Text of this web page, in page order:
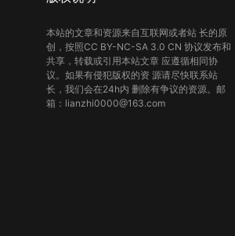
本站的文章和资源来自互联网或者站 长的原
创，按照CC BY-NC-SA 3.0 CN 协议发布和
共享，转载或引用本站文章 应遵循相同协
议。如果有侵犯版权的资 源请尽快联系站
长，我们会在24h内 删除有争议的资源。邮
箱：lianzhi0000@163.com